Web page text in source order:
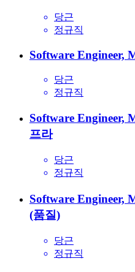
당근
정규직
Software Engineer,
당근
정규직
Software Engineer,
프라
당근
정규직
Software Engineer,
(품질)
당근
정규직